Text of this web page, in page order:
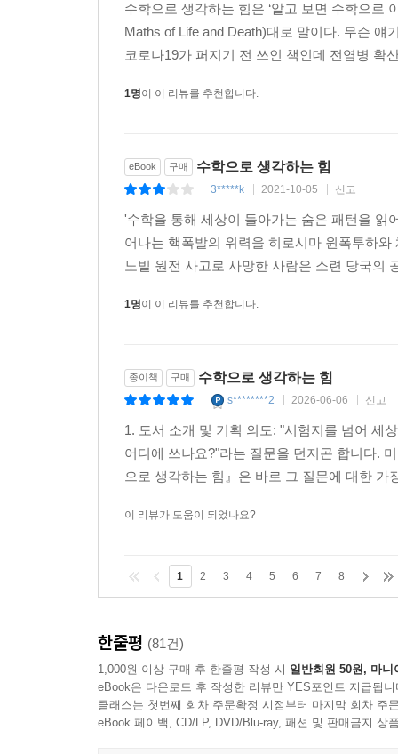
이것이 바로 현실 수학! 세상이 이토록 수학적임
─ 「타임스 에듀케이셔널 서플먼트」
일상생활에서 수학의 쓰임이란 게 식당에서 팁을
것보다 우리의 삶이 더 자주 그리고 더 깊이 수학
─ 「사이언티픽 아메리칸」
수학으로 생각하는 힘은 ‘알고 보면 수학으로
Maths of Life and Death)대로 말이다. 무슨 얘
코로나19가 퍼지기 전 쓰인 책인데 전염병 확
1명이 이 리뷰를 추천합니다.
eBook 구매 수학으로 생각하는 힘
3*****k 2021-10-05 신고
'수학을 통해 세상이 돌아가는 숨은 패턴을 읽
어나는 핵폭발의 위력을 히로시마 원폭투하
노빌 원전 사고로 사망한 사람은 소련 당국의
1명이 이 리뷰를 추천합니다.
종이책 구매 수학으로 생각하는 힘
s********2 2026-06-06 신고
1. 도서 소개 및 기획 의도: "시험지를 넘어 세
어디에 쓰나요?"라는 질문을 던지곤 합니다.
으로 생각하는 힘』은 바로 그 질문에 대한
이 리뷰가 도움이 되었나요?
1 2 3 4 5 6 7 8
한줄평 (81건)
1,000원 이상 구매 후 한줄평 작성 시 일반회원 50원, 마니
eBook은 다운로드 후 작성한 리뷰만 YES포인트 지급됩니
클래스는 첫번째 회차 주문확정 시점부터 마지막 회차 주
eBook 페이백, CD/LP, DVD/Blu-ray, 패션 및 판매금지 상